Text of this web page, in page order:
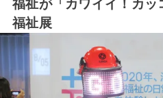
福祉が「カワイイ！カッ
福祉展